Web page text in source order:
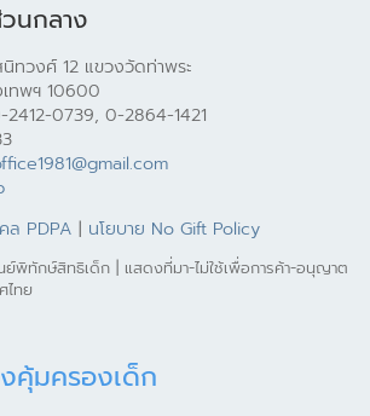
นกลาง
ทวงศ์ 12 แขวงวัดท่าพระ
ทพฯ 10600
2412-0739, 0-2864-1421
ล PDPA | นโยบาย No Gift Policy
ทักษ์สิทธิเด็ก | แสดงที่มา-ไม่ใช้เพื่อการค้า-อนุญาต
ไทย
คุ้มครองเด็ก